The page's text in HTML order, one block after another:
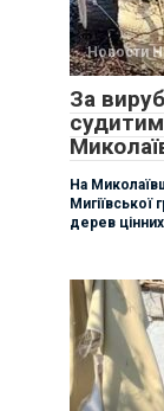
Новости
За
На
Мигіївської
дерев